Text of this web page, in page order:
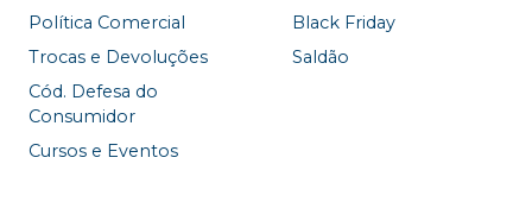
Política Comercial
Trocas e Devoluções
Cód. Defesa do
Consumidor
Cursos e Eventos
Black Friday
Saldão